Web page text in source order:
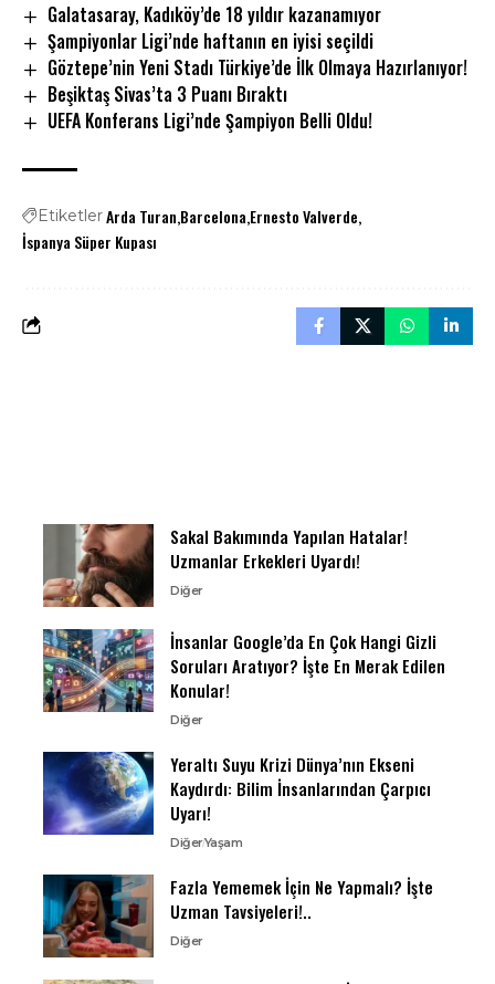
Galatasaray, Kadıköy’de 18 yıldır kazanamıyor
Şampiyonlar Ligi’nde haftanın en iyisi seçildi
Göztepe’nin Yeni Stadı Türkiye’de İlk Olmaya Hazırlanıyor!
Beşiktaş Sivas’ta 3 Puanı Bıraktı
UEFA Konferans Ligi’nde Şampiyon Belli Oldu!
EtiketlerArda Turan Barcelona Ernesto Valverde
İspanya Süper Kupası
Sakal Bakımında Yapılan Hatalar!
Uzmanlar Erkekleri Uyardı!
Diğer
İnsanlar Google’da En Çok Hangi Gizli
Soruları Aratıyor? İşte En Merak Edilen
Konular!
Diğer
Yeraltı Suyu Krizi Dünya’nın Ekseni
Kaydırdı: Bilim İnsanlarından Çarpıcı
Uyarı!
DiğerYaşam
Fazla Yememek İçin Ne Yapmalı? İşte
Uzman Tavsiyeleri!..
Diğer